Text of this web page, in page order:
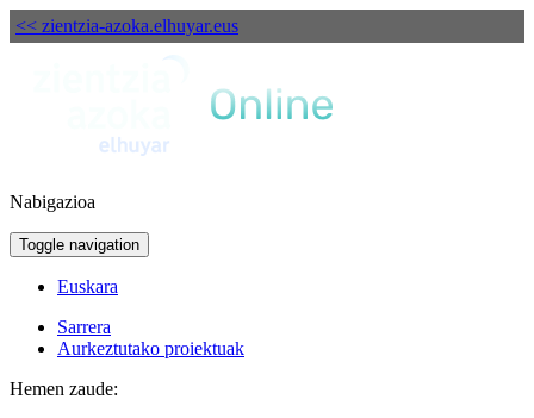
<< zientzia-azoka.elhuyar.eus
Nabigazioa
Toggle navigation
Euskara
Sarrera
Aurkeztutako proiektuak
Hemen zaude: